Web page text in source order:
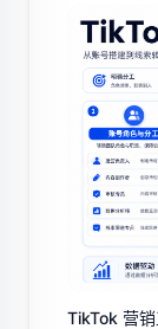
TikTok 营